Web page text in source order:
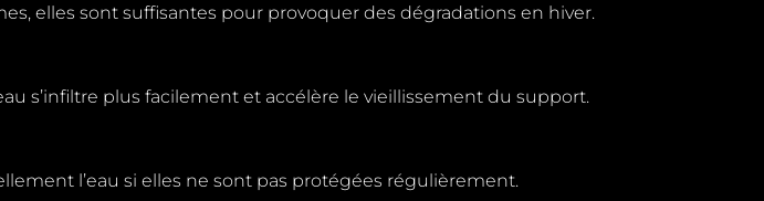
elles sont suffisantes pour provoquer des dégradations en hiver.
s’infiltre plus facilement et accélère le vieillissement du support.
l’eau si elles ne sont pas protégées régulièrement.